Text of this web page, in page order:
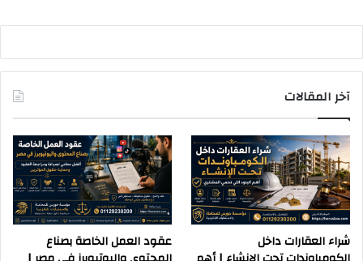
آخر المقالات
شراء العقارات داخل
عقود العمل الخاصة بصناع